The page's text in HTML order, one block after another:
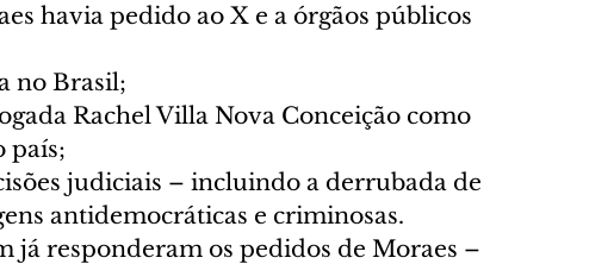
havia pedido ao X e a órgãos públicos
no Brasil;
Rachel Villa Nova Conceição como
país;
judiciais – incluindo a derrubada de
antidemocráticas e criminosas.
já responderam os pedidos de Moraes –